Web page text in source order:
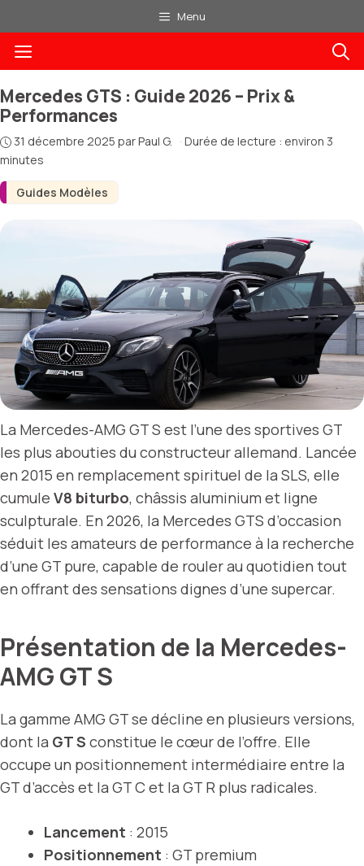
au
contenu
Menu
Menu
Guides Modèles
Mercedes GTS : Guide 2026 – Prix &
Performances
31 décembre 2025 parPaul G. · Durée de lecture : environ 3
minutes
La Mercedes-AMG GT S est l’une des sportives GT
les plus abouties du constructeur allemand. Lancée
en 2015 en remplacement spirituel de la SLS, elle
cumule V8 biturbo, châssis aluminium et ligne
sculpturale. En 2026, la Mercedes GTS d’occasion
séduit les amateurs de performance à la recherche
d’une GT pure, capable de rouler au quotidien tout
en offrant des sensations dignes d’une supercar.
Présentation de la Mercedes-
AMG GT S
La gamme AMG GT se décline en plusieurs versions,
dont la GT S constitue le cœur de l’offre. Elle
occupe un positionnement intermédiaire entre la
GT d’accès et la GT C et la GT R plus radicales.
Lancement : 2015
Positionnement : GT premium